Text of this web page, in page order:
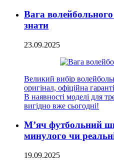
Вага
знати
23.09.2025
Великий вибір
оригінал, офіційна
В наявності моделі для
вигідно вже сьогодні!
М’яч футбольний
минулого чи
19.09.2025